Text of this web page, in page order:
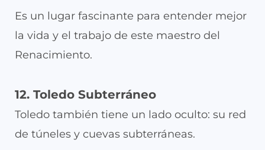
Es un lugar fascinante para entender mejor
la vida y el trabajo de este maestro del
Renacimiento.
12. Toledo Subterráneo
Toledo también tiene un lado oculto: su red
de túneles y cuevas subterráneas.